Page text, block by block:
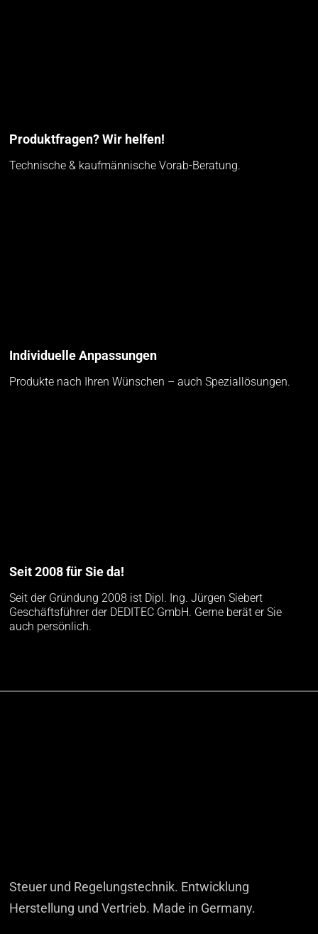
Produktfragen? Wir helfen!
Technische & kaufmännische Vorab-Beratung.
Individuelle Anpassungen
Produkte nach Ihren Wünschen – auch Speziallösungen.
Seit 2008 für Sie da!
Seit der Gründung 2008 ist Dipl. Ing. Jürgen Siebert
Geschäftsführer der DEDITEC GmbH. Gerne berät er Sie
auch persönlich.
Steuer und Regelungstechnik. Entwicklung
Herstellung und Vertrieb. Made in Germany.